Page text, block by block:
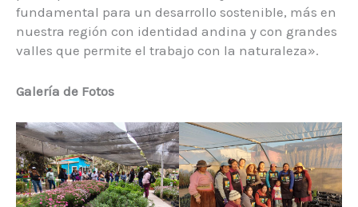
fundamental para un desarrollo sostenible, más en
nuestra región con identidad andina y con grandes
valles que permite el trabajo con la naturaleza».
Galería de Fotos